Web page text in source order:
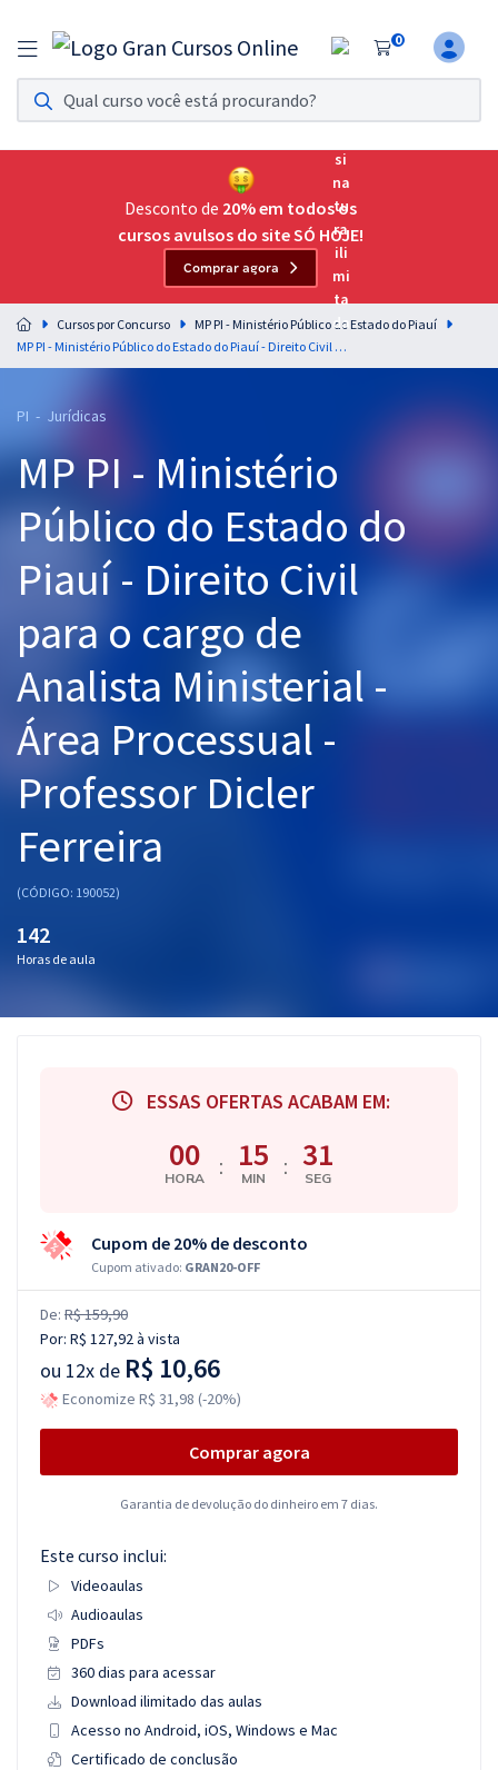
0
Assinatura Ilimitada 11
Acesso a todos os cursos. Teste grátis por 7 dias!
Assinatura OAB Até Passar
Acesso ilimitado a toda preparação para o Exame da
Residências Multiprofissionais
Preparação completa e intensiva para as principais
residências em saúde do Brasil
Cursos 20% OFF
Pós
Graduação
OAB
Mentorias
Questões grátis
Conteúdo gratuito
Aprovados
Desconto de 20% em todos os
cursos avulsos do site SÓ HOJE!
Comprar agora
Cursos por Concurso
MP PI - Ministério Público do Estado do Piauí
MP PI - Ministério Público do Estado do Piauí - Direito Civil para o cargo de Analista Ministerial - Área Processual - Professor Dicler Ferreira
PI - Jurídicas
MP PI - Ministério
Público do Estado do
Piauí - Direito Civil
para o cargo de
Analista Ministerial -
Área Processual -
Professor Dicler
Ferreira
(CÓDIGO: 190052)
142
Horas de aula
ESSAS OFERTAS ACABAM EM:
00
HORA : 15
MIN : 31
SEG
Cupom de 20% de desconto
Cupom ativado: GRAN20-OFF
De: R$ 159,90
Por: R$ 127,92à vista
ou 12x de R$ 10,66
Economize R$ 31,98 (-20%)
Comprar agora
Garantia de devolução do dinheiro em 7 dias.
Este curso inclui:
Videoaulas
Audioaulas
PDFs
360 dias para acessar
Download ilimitado das aulas
Acesso no Android, iOS, Windows e Mac
Certificado de conclusão